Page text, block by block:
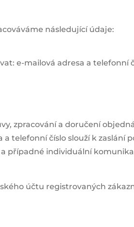
následující údaje:
e-mailová adresa a telefonní
zpracování a doručení
telefonní číslo slouží k
případné individuální
účtu registrovaných